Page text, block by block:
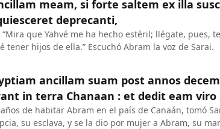
meam, si forte saltem ex illa
deprecanti,
que Yahvé me ha hecho estéril; llégate, pues,
tener hijos de ella.” Escuchó Abram la voz de Sarai.
ancillam suam post annos
in terra Chanaan : et dedit eam viro
de habitar Abram en el país de Canaán, tomó
su esclava, y se la dio por mujer a Abram, su